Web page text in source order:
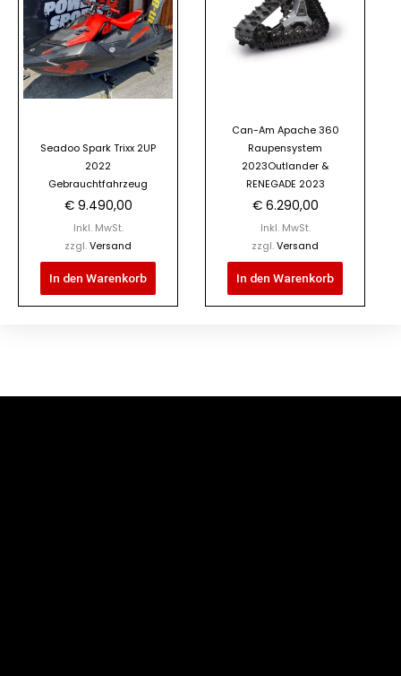
Seadoo Spark Trixx 2UP
2022
Gebrauchtfahrzeug
€9.490,00
Inkl. MwSt.
zzgl. Versand
In den Warenkorb
Can-Am Apache 360
Raupensystem
2023Outlander &
RENEGADE 2023
€6.290,00
Inkl. MwSt.
zzgl. Versand
In den Warenkorb